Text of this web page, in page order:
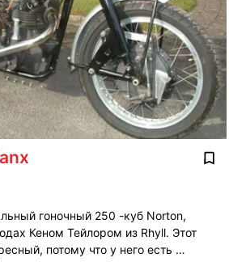
гоночный 250 -куб Norton,
Кеном Тейлором из Rhyll. Этот
потому что у него есть …